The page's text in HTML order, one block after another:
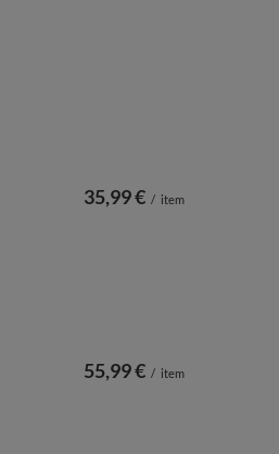
35,99 € / item
55,99 € / item